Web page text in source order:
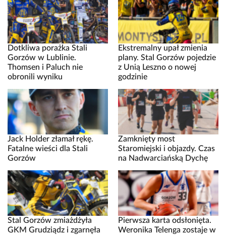
Dotkliwa porażka Stali
Gorzów w Lublinie.
Thomsen i Paluch nie
obronili wyniku
Ekstremalny upał zmienia
plany. Stal Gorzów pojedzie
z Unią Leszno o nowej
godzinie
Jack Holder złamał rękę.
Fatalne wieści dla Stali
Gorzów
Zamknięty most
Staromiejski i objazdy. Czas
na Nadwarciańską Dychę
Stal Gorzów zmiażdżyła
GKM Grudziądz i zgarnęła
Pierwsza karta odsłonięta.
Weronika Telenga zostaje w